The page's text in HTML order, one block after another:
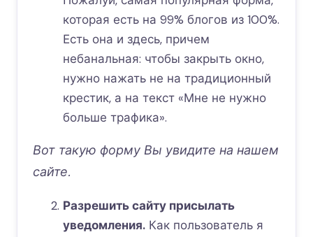
которая есть на 99% блогов из 100%.
Есть она и здесь, причем
небанальная: чтобы закрыть окно,
нужно нажать не на традиционный
крестик, а на текст «Мне не нужно
больше трафика».
Вот такую форму Вы увидите на нашем
сайте.
Разрешить сайту присылать
уведомления.Как пользователь я